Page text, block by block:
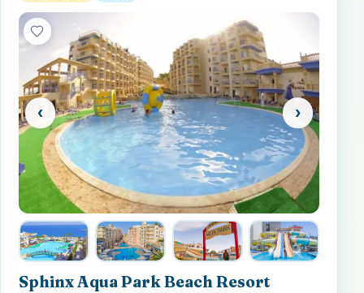
‹ ›
Sphinx Aqua Park Beach Resort